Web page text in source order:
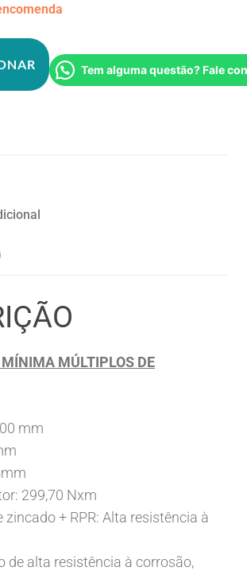
Tem alguma questão? Fale
MÚLTIPLOS DE
mm
299,70 Nxm
+ RPR: Alta resistência à
de alta resistência à corrosão,